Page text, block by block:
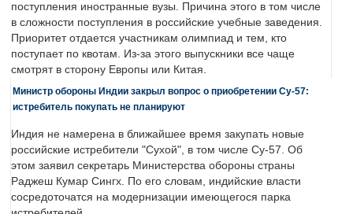
поступления иностранные вузы. Причина этого в том числе
в сложности поступления в российские учебные заведения.
Приоритет отдается участникам олимпиад и тем, кто
поступает по квотам. Из-за этого выпускники все чаще
смотрят в сторону Европы или Китая.
Министр обороны Индии закрыл вопрос о приобретении Су-57:
истребитель покупать не планируют
Индия не намерена в ближайшее время закупать новые
российские истребители "Сухой", в том числе Су-57. Об
этом заявил секретарь Министерства обороны страны
Раджеш Кумар Сингх. По его словам, индийские власти
сосредоточатся на модернизации имеющегося парка